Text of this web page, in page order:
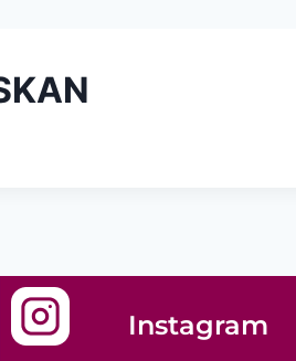
Instagram